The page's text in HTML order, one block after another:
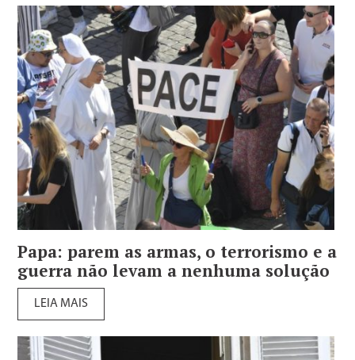
Papa: parem as armas, o terrorismo e a
guerra não levam a nenhuma solução
LEIA MAIS